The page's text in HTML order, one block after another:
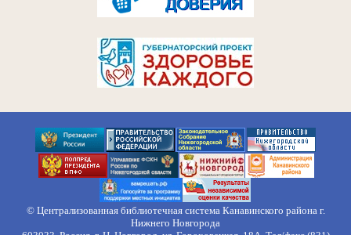
© Централизованная библиотечная система Канавинского района г.
Нижнего Новгорода